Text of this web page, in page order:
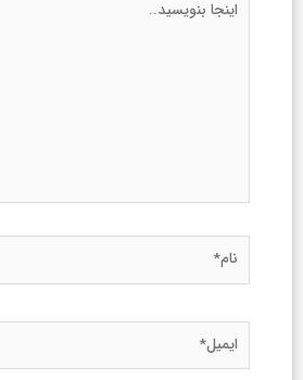
بنویسید..